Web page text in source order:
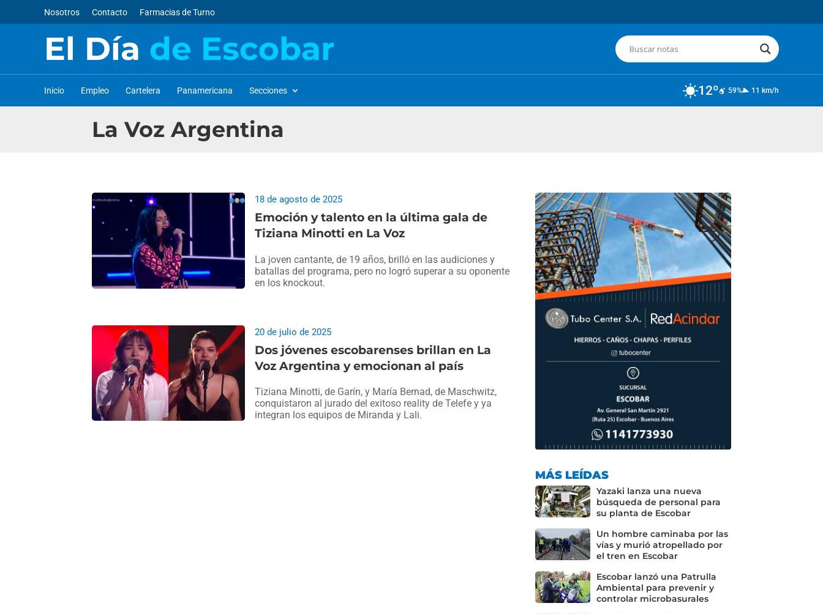
Nosotros Contacto Farmacias de Turno
El Día de Escobar
Inicio Empleo Cartelera Panamericana Secciones 12º 59% 11 km/h
La Voz Argentina
Emoción y talento en la última gala de
Tiziana Minotti en La Voz
18 de agosto de 2025
La joven cantante, de 19 años, brilló en las audiciones y
batallas del programa, pero no logró superar a su oponente
en los knockout.
Dos jóvenes escobarenses brillan en La
Voz Argentina y emocionan al país
20 de julio de 2025
Tiziana Minotti, de Garín, y María Bernad, de Maschwitz,
conquistaron al jurado del exitoso reality de Telefe y ya
integran los equipos de Miranda y Lali.
MÁS LEÍDAS
Yazaki lanza una nueva
búsqueda de personal para
su planta de Escobar
Un hombre caminaba por las
vías y murió atropellado por
el tren en Escobar
Escobar lanzó una Patrulla
Ambiental para prevenir y
controlar microbasurales